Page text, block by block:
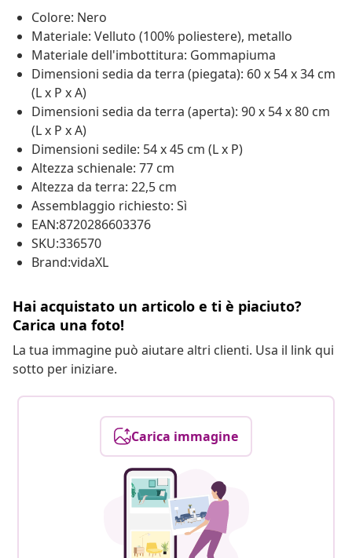
Colore: Nero
Materiale: Velluto (100% poliestere), metallo
Materiale dell'imbottitura: Gommapiuma
Dimensioni sedia da terra (piegata): 60 x 54 x 34 cm
(L x P x A)
Dimensioni sedia da terra (aperta): 90 x 54 x 80 cm
(L x P x A)
Dimensioni sedile: 54 x 45 cm (L x P)
Altezza schienale: 77 cm
Altezza da terra: 22,5 cm
Assemblaggio richiesto: Sì
EAN:8720286603376
SKU:336570
Brand:vidaXL
Hai acquistato un articolo e ti è piaciuto?
Carica una foto!
La tua immagine può aiutare altri clienti. Usa il link qui
sotto per iniziare.
Carica immagine